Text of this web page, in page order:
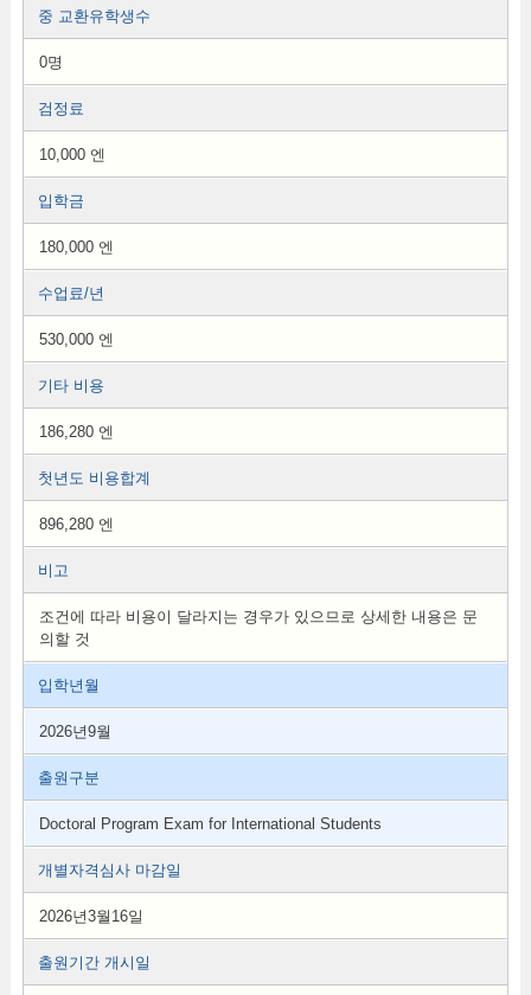
중 교환유학생수
0명
검정료
10,000 엔
입학금
180,000 엔
수업료/년
530,000 엔
기타 비용
186,280 엔
첫년도 비용합계
896,280 엔
비고
조건에 따라 비용이 달라지는 경우가 있으므로 상세한 내용은 문
의할 것
입학년월
2026년9월
출원구분
Doctoral Program Exam for International Students
개별자격심사 마감일
2026년3월16일
출원기간 개시일